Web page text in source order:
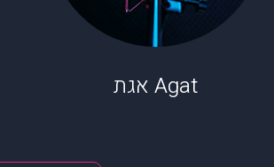
Agat אגת